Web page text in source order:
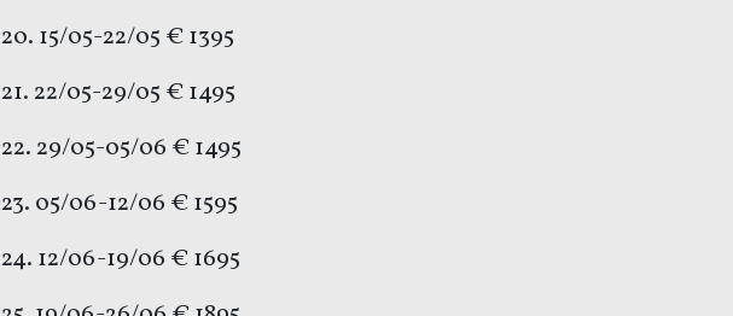
20. 15/05-22/05 € 1395
21. 22/05-29/05 € 1495
22. 29/05-05/06 € 1495
23. 05/06-12/06 € 1595
24. 12/06-19/06 € 1695